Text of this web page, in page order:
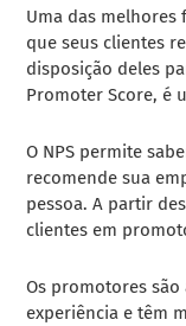
Uma das melhores
que seus clientes
disposição deles
Promoter Score, é
O NPS permite
recomende sua
pessoa. A partir
clientes em
Os promotores
experiência e têm